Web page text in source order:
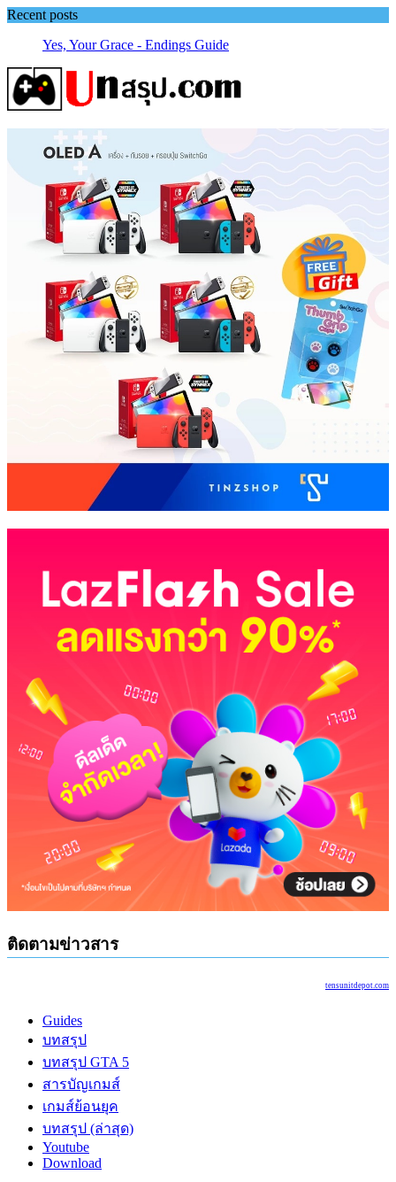
Skip
content
Recent posts
Yes, Your Grace - Endings Guide
ติดตามข่าวสาร
tensunitdepot.com
Guides
บทสรุป
บทสรุป GTA 5
สารบัญเกมส์
เกมส์ย้อนยุค
บทสรุป (ล่าสุด)
Youtube
Download